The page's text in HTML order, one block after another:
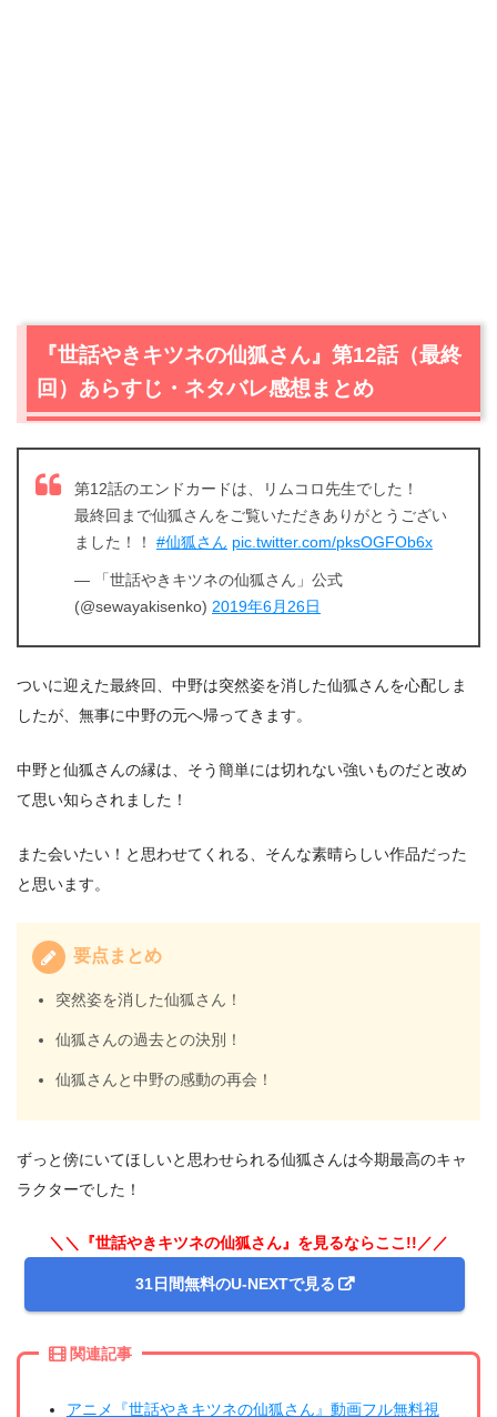
『世話やきキツネの仙狐さん』第12話（最終
回）あらすじ・ネタバレ感想まとめ
第12話のエンドカードは、リムコロ先生でした！
最終回まで仙狐さんをご覧いただきありがとうござい
ました！！ #仙狐さん pic.twitter.com/pksOGFOb6x
— 「世話やきキツネの仙狐さん」公式
(@sewayakisenko) 2019年6月26日
ついに迎えた最終回、中野は突然姿を消した仙狐さんを心配しま
したが、無事に中野の元へ帰ってきます。
中野と仙狐さんの縁は、そう簡単には切れない強いものだと改め
て思い知らされました！
また会いたい！と思わせてくれる、そんな素晴らしい作品だった
と思います。
要点まとめ
突然姿を消した仙狐さん！
仙狐さんの過去との決別！
仙狐さんと中野の感動の再会！
ずっと傍にいてほしいと思わせられる仙狐さんは今期最高のキャ
ラクターでした！
＼＼『世話やきキツネの仙狐さん』を見るならここ!!／／
31日間無料のU-NEXTで見る
関連記事
アニメ『世話やきキツネの仙狐さん』動画フル無料視